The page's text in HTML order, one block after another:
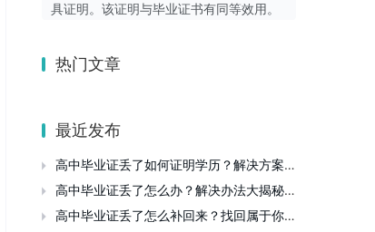
具证明。该证明与毕业证书有同等效用。
热门文章
最近发布
 高中毕业证丢了如何证明学历？解决方案大公开！
 高中毕业证丢了怎么办？解决办法大揭秘！
 高中毕业证丢了怎么补回来？找回属于你的那份证明